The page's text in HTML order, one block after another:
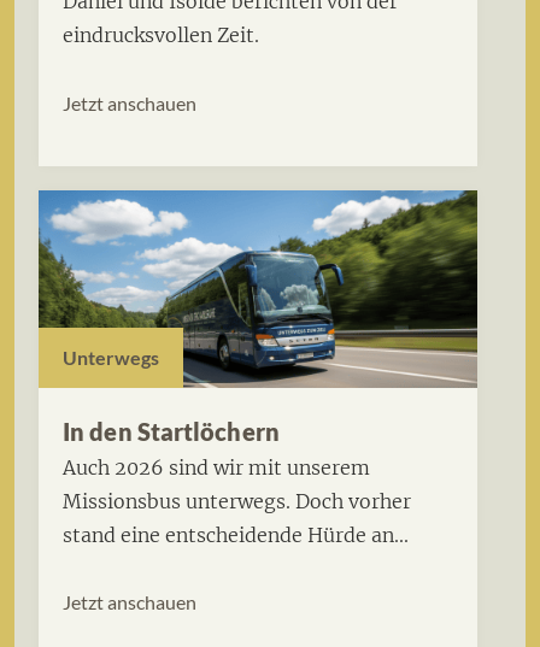
eindrucksvollen Zeit.
Jetzt anschauen
Unterwegs
In den Startlöchern
Auch 2026 sind wir mit unserem
Missionsbus unterwegs. Doch vorher
stand eine entscheidende Hürde an...
Jetzt anschauen